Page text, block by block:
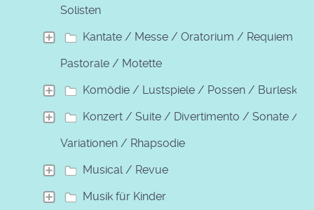
Solisten
Kantate / Messe / Oratorium / Requiem /
Pastorale / Motette
Komödie / Lustspiele / Possen / Burleske
Konzert / Suite / Divertimento / Sonate /
Variationen / Rhapsodie
Musical / Revue
Musik für Kinder